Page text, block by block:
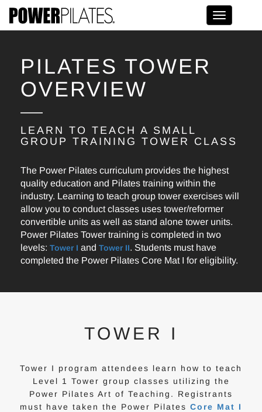
Toggle
PILATES TOWER
OVERVIEW
LEARN TO TEACH A SMALL
GROUP TRAINING TOWER CLASS
The Power Pilates curriculum provides the highest
quality education and Pilates training within the
industry. Learning to teach group tower exercises will
allow you to conduct classes uses tower/reformer
convertible units as well as stand alone tower units.
Power Pilates Tower training is completed in two
levels: Tower I and Tower II. Students must have
completed the Power Pilates Core Mat I for eligibility.
TOWER I
Tower I program attendees learn how to teach
Level 1 Tower group classes utilizing the
Power Pilates Art of Teaching. Registrants
must have taken the Power Pilates Core Mat I